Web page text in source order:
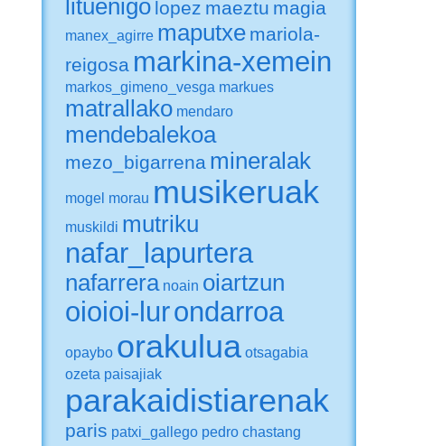
lituenigo lopez maeztu magia
manex_agirre maputxe mariola-
reigosa markina-xemein
markos_gimeno_vesga markues
matrallako mendaro
mendebalekoa
mezo_bigarrena mineralak
mogel morau musikeruak
muskildi mutriku
nafar_lapurtera
nafarrera noain oiartzun
oioioi-lurondarroa
opaybo orakulua otsagabia
ozeta paisajiak
parakaidistiarenak
paris patxi_gallego pedro chastang